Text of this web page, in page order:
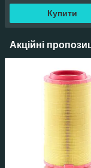
Купити
Акційні